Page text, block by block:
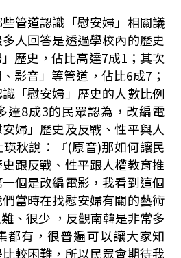
管道認識「慰安婦」相關議
人回答是透過學校內的歷史
歷史，佔比高達7成1；其次
影音」等管道，佔比6成7；
「慰安婦」歷史的人數比例
達8成3的民眾認為，改編電
婦」歷史及反戰、性平與人
秋說：『(原音)那如何讓民
跟反戰、性平跟人權教育推
個是改編電影，我看到這個
當時在找慰安婦有關的藝術
、很少 ，反觀南韓是非常多
都有，很普遍可以讓大家知
較困難，所以民眾會期待我